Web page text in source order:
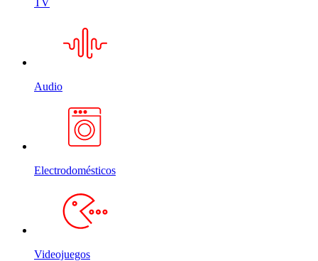
Audio
Electrodomésticos
Videojuegos